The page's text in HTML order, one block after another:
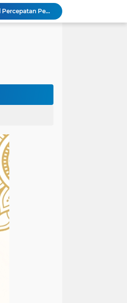
Atas Arahan Bupati Mukhlis, Plt Kadinsos Bireuen Kawal Percepatan Penyaluran Jadup, Intens Berkoordinasi dengan Kemensos
Wapres Gibran Pastikan Pemulihan Infrastruktur dan Layanan Dasar Pascabencana Terus Dipercepat